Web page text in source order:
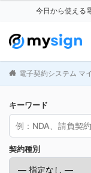
今日から使える
電子契約システム マ
キーワード
契約種別